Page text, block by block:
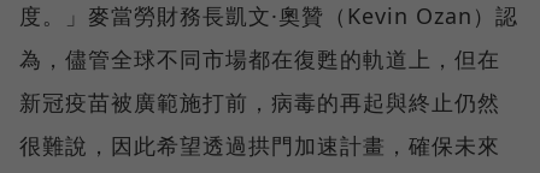
度。」麥當勞財務長凱文·奧贊（Kevin Ozan）認
為，儘管全球不同市場都在復甦的軌道上，但在
新冠疫苗被廣範施打前，病毒的再起與終止仍然
很難說，因此希望透過拱門加速計畫，確保未來